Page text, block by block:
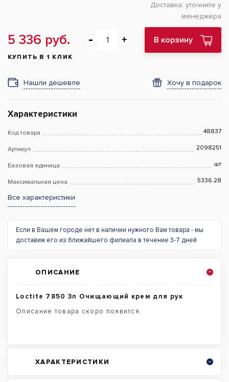
Доставка: уточните у
менеджера
5 336 руб. В корзину
КУПИТЬ В 1 КЛИК
Нашли дешевле Хочу в подарок
Характеристики
Код товара 48837
Артикул 2098251
Базовая единица шт
Максимальная цена 5336.28
Все характеристики
Если в Вашем городе нет в наличии нужного Вам товара - мы
доставим его из ближайшего филиала в течение 3-7 дней
ОПИСАНИЕ
Loctite 7850 3л Очищающий крем для рук
Описание товара скоро появится.
ХАРАКТЕРИСТИКИ